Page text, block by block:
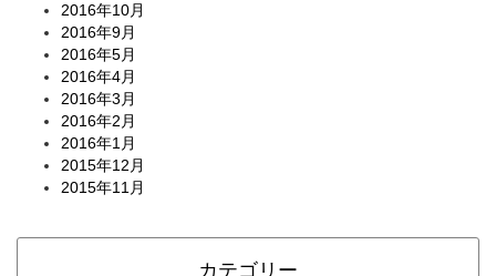
2016年10月
2016年9月
2016年5月
2016年4月
2016年3月
2016年2月
2016年1月
2015年12月
2015年11月
カテゴリー